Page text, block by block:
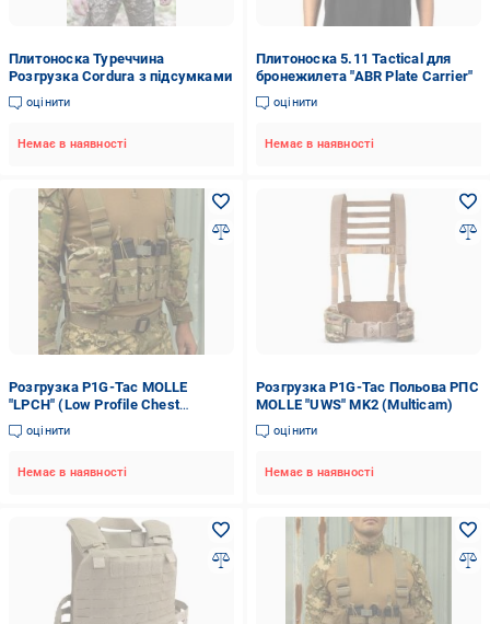
Плитоноска Туреччина
Розгрузка Cordura з підсумками
оцінити
Немає в наявності
Плитоноска 5.11 Tactical для
бронежилета "ABR Plate Carrier"
оцінити
Немає в наявності
Розгрузка P1G-Tac MOLLE
"LPCH" (Low Profile Chest
Harness) ([1250] MTP/MCU camo
оцінити
Немає в наявності
Розгрузка P1G-Tac Польова РПС
MOLLE "UWS" MK2 (Multicam)
оцінити
Немає в наявності